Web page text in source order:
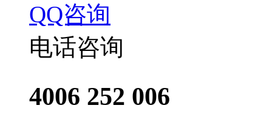
QQ咨询
电话咨询
4006 252 006